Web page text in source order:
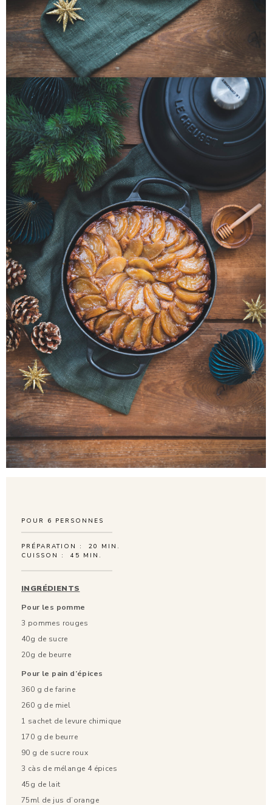
POUR 6 PERSONNES
PRÉPARATION : 20 MIN.
CUISSON : 45 MIN.
INGRÉDIENTS
Pour les pomme
3 pommes rouges
40g de sucre
20g de beurre
Pour le pain d’épices
360 g de farine
260 g de miel
1 sachet de levure chimique
170 g de beurre
90 g de sucre roux
3 càs de mélange 4 épices
45g de lait
75ml de jus d’orange